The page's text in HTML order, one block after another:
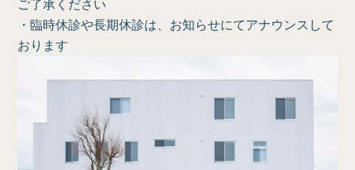
ご了承ください
・臨時休診や長期休診は、お知らせにてアナウンスして
おります